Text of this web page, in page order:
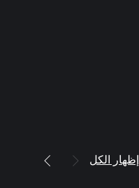
إظهار الكل